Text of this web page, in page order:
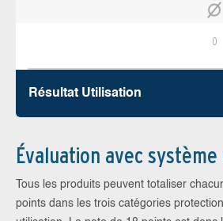
0
Résultat Utilisation
Évaluation avec
Tous les produits peuvent totaliser
points dans les trois catégories